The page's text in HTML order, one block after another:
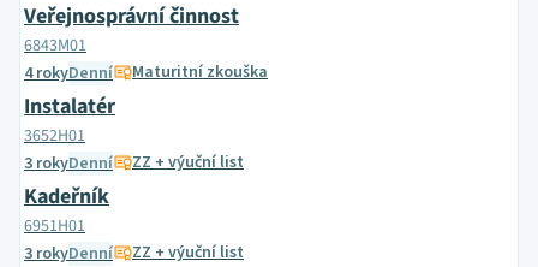
Veřejnosprávní činnost
6843M01
4 rokyDenní Maturitní zkouška
Instalatér
3652H01
3 rokyDenní ZZ + výuční list
Kadeřník
6951H01
3 rokyDenní ZZ + výuční list